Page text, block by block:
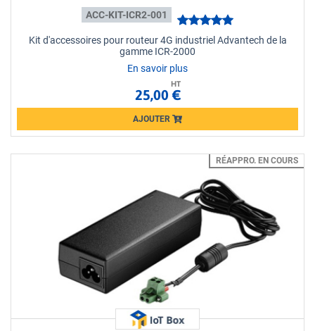
ACC-KIT-ICR2-001
Kit d'accessoires pour routeur 4G industriel Advantech de la
gamme ICR-2000
En savoir plus
HT
25,00 €
AJOUTER
Loading...
RÉAPPRO. EN COURS